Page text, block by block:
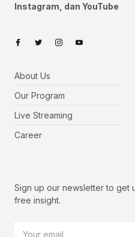
Instagram, dan YouTube
About Us
Our Program
Live Streaming
Career
Sign up our newsletter to get
free insight.